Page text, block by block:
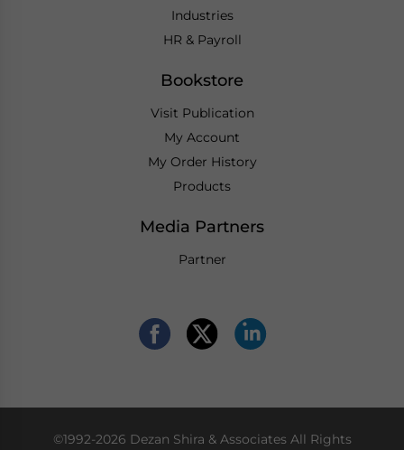
Industries
HR & Payroll
Bookstore
Visit Publication
My Account
My Order History
Products
Media Partners
Partner
©1992-2026 Dezan Shira & Associates All Rights